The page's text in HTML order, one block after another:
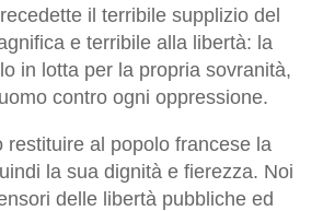
il terribile supplizio del
e terribile alla libertà: la
in lotta per la propria sovranità,
contro ogni oppressione.
restituire al popolo francese la
la sua dignità e fierezza. Noi
delle libertà pubbliche ed